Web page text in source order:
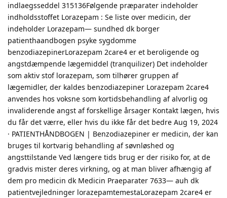
indlaegsseddel 315136Følgende præparater indeholder
indholdsstoffet Lorazepam : Se liste over medicin, der
indeholder Lorazepam— sundhed dk borger
patienthaandbogen psyke sygdomme
benzodiazepinerLorazepam 2care4 er et beroligende og
angstdæmpende lægemiddel (tranquilizer) Det indeholder
som aktiv stof lorazepam, som tilhører gruppen af
lægemidler, der kaldes benzodiazepiner Lorazepam 2care4
anvendes hos voksne som kortidsbehandling af alvorlig og
invaliderende angst af forskellige årsager Kontakt lægen, hvis
du får det værre, eller hvis du ikke får det bedre Aug 19, 2024
· PATIENTHÅNDBOGEN | Benzodiazepiner er medicin, der kan
bruges til kortvarig behandling af søvnløshed og
angsttilstande Ved længere tids brug er der risiko for, at de
gradvis mister deres virkning, og at man bliver afhængig af
dem pro medicin dk Medicin Praeparater 7633— auh dk
patientvejledninger lorazepamtemestaLorazepam 2care4 er